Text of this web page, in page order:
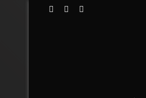
تسجيل الدخول
مقال عشوائي